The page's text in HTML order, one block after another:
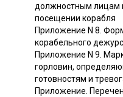
должностным лицам
посещении корабля
Приложение N 8.
корабельного
Приложение N 9.
горловин,
готовностям и
Приложение.